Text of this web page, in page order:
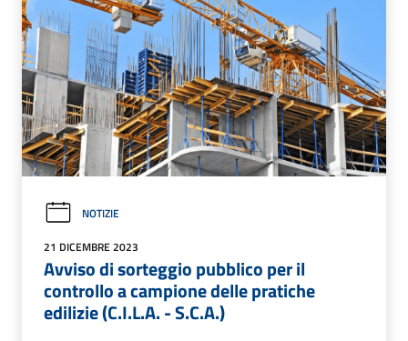
NOTIZIE
21 DICEMBRE 2023
Avviso di sorteggio pubblico per il
controllo a campione delle pratiche
edilizie (C.I.L.A. - S.C.A.)